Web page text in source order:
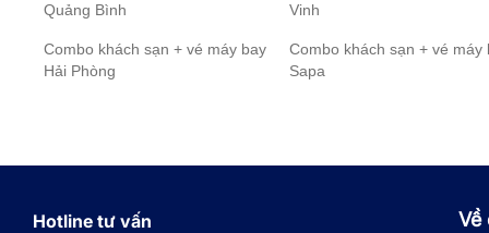
Quảng Bình
Vinh
Combo khách sạn + vé máy bay
Hải Phòng
Combo khách sạn + vé máy
Sapa
Hotline tư vấn Về